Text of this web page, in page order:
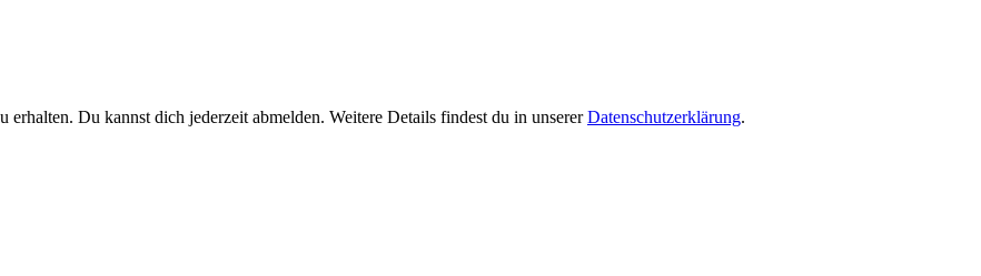
Du kannst dich jederzeit abmelden. Weitere Details findest du in unserer Datenschutzerklärung.